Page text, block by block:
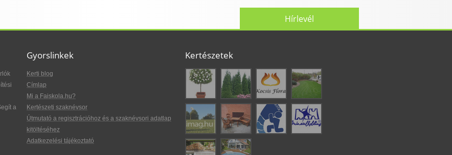
Hírlevél
a
Gyorslinkek
Kerti blog
Címlap
Mi a Faiskola.hu?
Kertészeti szaknévsor
Útmutató a regisztrációhoz és a szaknévsori adatlap
kitöltéséhez
Adatkezelési tájékoztató
Kertészetek